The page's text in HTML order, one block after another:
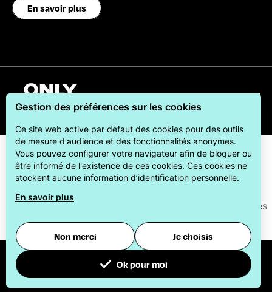
En savoir plus
Français
ONLYLYON Tourisme et Congrès s'engage auprès de ses
visiteurs pour leur offrir le meilleur des séjours.
Office du Tourisme et des Congrès de la
Gestion des préférences sur les cookies
Ce site web active par défaut des cookies pour des outils
de mesure d'audience et des fonctionnalités anonymes.
Vous pouvez configurer votre navigateur afin de bloquer ou
être informé de l'existence de ces cookies. Ces cookies ne
stockent aucune information d’identification personnelle.
En savoir plus
Non merci Je choisis
Ok pour moi